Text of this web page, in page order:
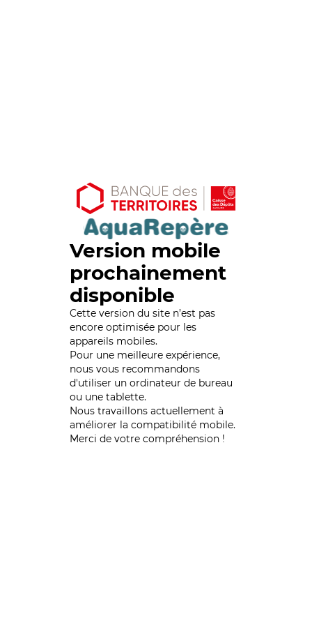
Version mobile
prochainement
disponible
Cette version du site n’est pas
encore optimisée pour les
appareils mobiles.
Pour une meilleure expérience,
nous vous recommandons
d'utiliser un ordinateur de bureau
ou une tablette.
Nous travaillons actuellement à
améliorer la compatibilité mobile.
Merci de votre compréhension !